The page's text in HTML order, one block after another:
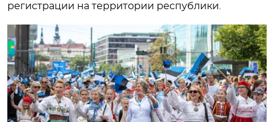
регистрации на территории республики.